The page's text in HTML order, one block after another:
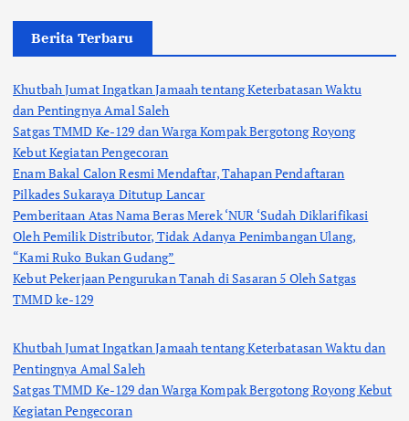
Berita Terbaru
Khutbah Jumat Ingatkan Jamaah tentang Keterbatasan Waktu
dan Pentingnya Amal Saleh
Satgas TMMD Ke-129 dan Warga Kompak Bergotong Royong
Kebut Kegiatan Pengecoran
Enam Bakal Calon Resmi Mendaftar, Tahapan Pendaftaran
Pilkades Sukaraya Ditutup Lancar
Pemberitaan Atas Nama Beras Merek ‘NUR ‘Sudah Diklarifikasi
Oleh Pemilik Distributor, Tidak Adanya Penimbangan Ulang,
“Kami Ruko Bukan Gudang”
Kebut Pekerjaan Pengurukan Tanah di Sasaran 5 Oleh Satgas
TMMD ke-129
Khutbah Jumat Ingatkan Jamaah tentang Keterbatasan Waktu dan
Pentingnya Amal Saleh
Satgas TMMD Ke-129 dan Warga Kompak Bergotong Royong Kebut
Kegiatan Pengecoran